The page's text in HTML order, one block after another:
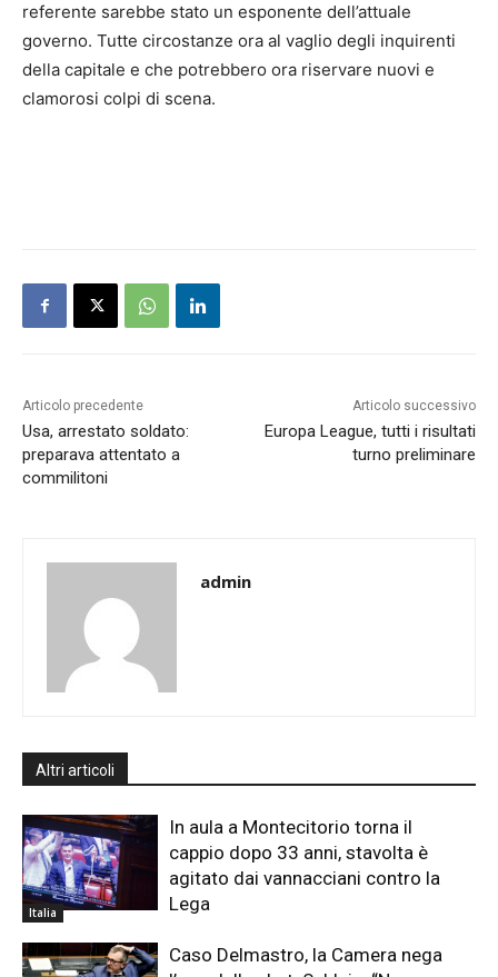
referente sarebbe stato un esponente dell’attuale
governo. Tutte circostanze ora al vaglio degli inquirenti
della capitale e che potrebbero ora riservare nuovi e
clamorosi colpi di scena.
Articolo precedente
Usa, arrestato soldato:
preparava attentato a
commilitoni
Articolo successivo
Europa League, tutti i risultati
turno preliminare
admin
Altri articoli
Italia
In aula a Montecitorio torna il
cappio dopo 33 anni, stavolta è
agitato dai vannacciani contro la
Lega
Caso Delmastro, la Camera nega